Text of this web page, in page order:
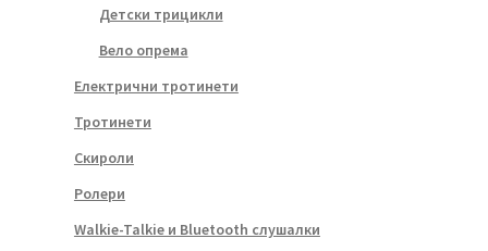
Детски трицикли
Вело опрема
Електрични тротинети
Тротинети
Скироли
Ролери
Walkie-Talkie и Bluetooth слушалки